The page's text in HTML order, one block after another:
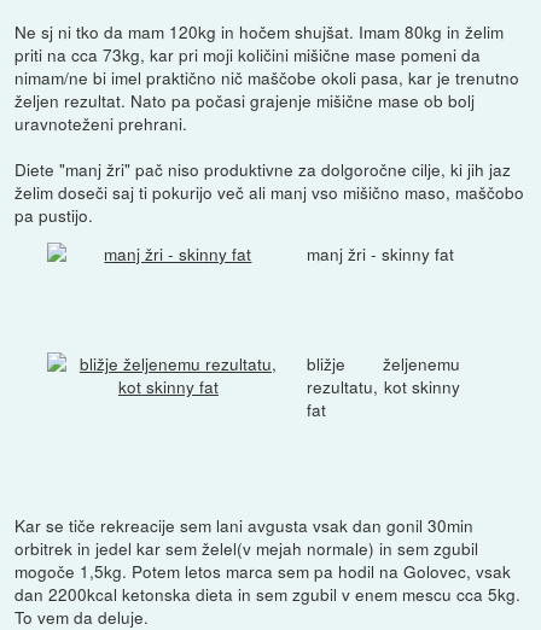
Ne sj ni tko da mam 120kg in hočem shujšat. Imam 80kg in želim
priti na cca 73kg, kar pri moji količini mišične mase pomeni da
nimam/ne bi imel praktično nič maščobe okoli pasa, kar je trenutno
željen rezultat. Nato pa počasi grajenje mišične mase ob bolj
uravnoteženi prehrani.
Diete "manj žri" pač niso produktivne za dolgoročne cilje, ki jih jaz
želim doseči saj ti pokurijo več ali manj vso mišično maso, maščobo
pa pustijo.
manj žri - skinny fat
bližje željenemu
rezultatu, kot skinny
fat
Kar se tiče rekreacije sem lani avgusta vsak dan gonil 30min
orbitrek in jedel kar sem želel(v mejah normale) in sem zgubil
mogoče 1,5kg. Potem letos marca sem pa hodil na Golovec, vsak
dan 2200kcal ketonska dieta in sem zgubil v enem mescu cca 5kg.
To vem da deluje.